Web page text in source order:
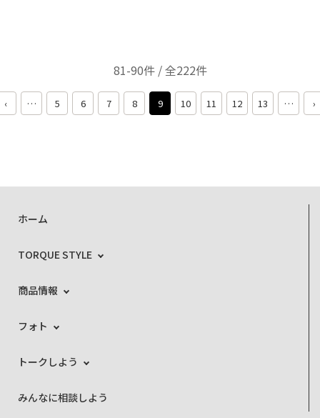
81-90件 / 全222件
‹ … 5 6 7 8 9 10 11 12 13 … ›
ホーム
TORQUE STYLE
商品情報
フォト
トークしよう
みんなに相談しよう